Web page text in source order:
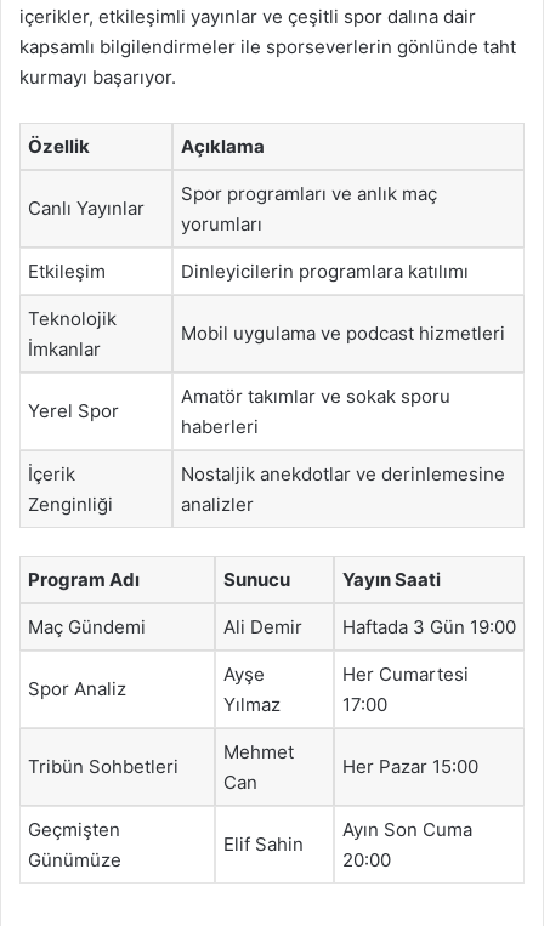
içerikler, etkileşimli yayınlar ve çeşitli spor dalına dair
kapsamlı bilgilendirmeler ile sporseverlerin gönlünde taht
kurmayı başarıyor.
Özellik Açıklama
Canlı Yayınlar
Spor programları ve anlık maç
yorumları
Etkileşim Dinleyicilerin programlara katılımı
Teknolojik
İmkanlar
Mobil uygulama ve podcast hizmetleri
Yerel Spor
Amatör takımlar ve sokak sporu
haberleri
İçerik
Zenginliği
Nostaljik anekdotlar ve derinlemesine
analizler
Program Adı Sunucu Yayın Saati
Maç Gündemi Ali Demir Haftada 3 Gün 19:00
Spor Analiz
Ayşe
Yılmaz
Her Cumartesi
17:00
Tribün Sohbetleri
Mehmet
Can
Her Pazar 15:00
Geçmişten
Günümüze
Elif Sahin
Ayın Son Cuma
20:00